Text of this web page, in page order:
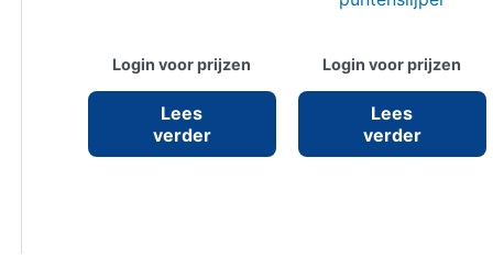
Login voor prijzen
Lees
verder
Login voor prijzen
Lees
verder